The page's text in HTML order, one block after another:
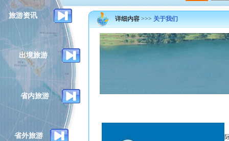
旅游资讯
出境旅游
省内旅游
省外旅游
详细内容 >>> 关于我们